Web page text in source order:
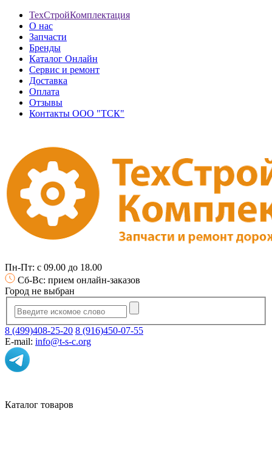
ТехСтройКомплектация
О нас
Запчасти
Бренды
Каталог Онлайн
Сервис и ремонт
Доставка
Оплата
Отзывы
Контакты ООО "ТСК"
Пн-Пт: с 09.00 до 18.00
Сб-Вс: прием онлайн-заказов
Город не выбран
8 (499)408-25-20 8 (916)450-07-55
E-mail: info@t-s-c.org
Каталог товаров